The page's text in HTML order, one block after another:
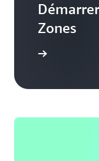
Zones